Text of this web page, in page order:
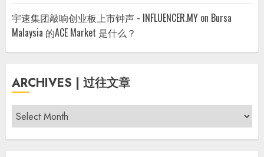
宇速集团敲响创业板上市钟声 - INFLUENCER.MY on Bursa
Malaysia 的ACE Market 是什么？
ARCHIVES | 过往文章
Archives
|
过